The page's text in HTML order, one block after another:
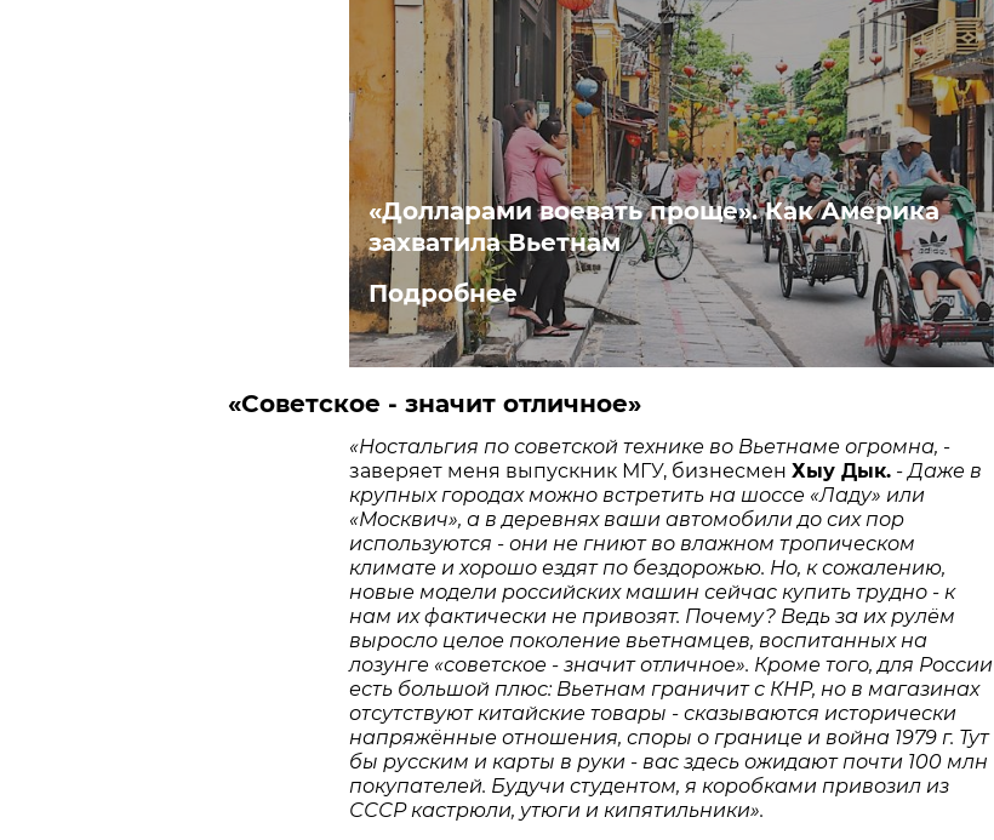
«Долларами воевать проще». Как Америка
захватила Вьетнам
Подробнее
«Советское - значит отличное»
«Ностальгия по советской технике во Вьетнаме огромна, -
заверяет меня выпускник МГУ, бизнесмен Хыу Дык. - Даже в
крупных городах можно встретить на шоссе «Ладу» или
«Москвич», а в деревнях ваши автомобили до сих пор
используются - они не гниют во влажном тропическом
климате и хорошо ездят по бездорожью. Но, к сожалению,
новые модели российских машин сейчас купить трудно - к
нам их фактически не привозят. Почему? Ведь за их рулём
выросло целое поколение вьетнамцев, воспитанных на
лозунге «советское - значит отличное». Кроме того, для России
есть большой плюс: Вьетнам граничит с КНР, но в магазинах
отсутствуют китайские товары - сказываются исторически
напряжённые отношения, споры о границе и война 1979 г. Тут
бы русским и карты в руки - вас здесь ожидают почти 100 млн
покупателей. Будучи студентом, я коробками привозил из
СССР кастрюли, утюги и кипятильники».